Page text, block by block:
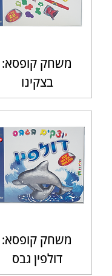
משחק קופסא:
בצקינו
משחק קופסא:
דולפין גבס